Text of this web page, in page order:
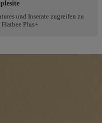
und Inserate zugreifen zu
Plus+